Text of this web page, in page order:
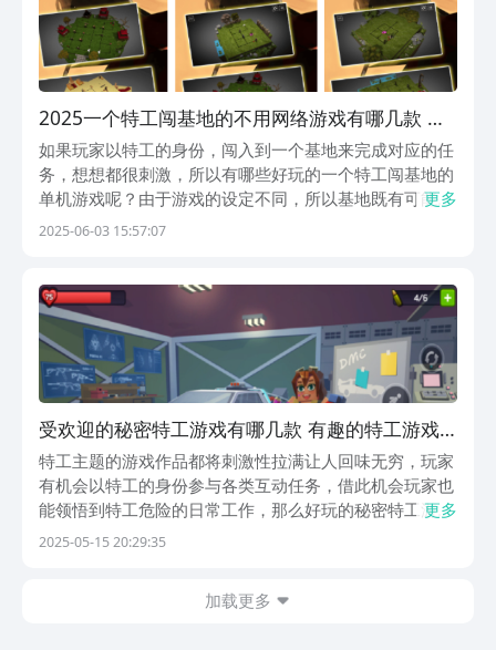
2025一个特工闯基地的不用网络游戏有哪几款 受
欢迎的特工游戏合辑
如果玩家以特工的身份，闯入到一个基地来完成对应的任
务，想想都很刺激，所以有哪些好玩的一个特工闯基地的
单机游戏呢？由于游戏的设定不同，所以基地既有可能在
陆地上，也有可能在空中。玩家在进入基地后要小心躲避
的...
更多
2025-06-03 15:57:07
受欢迎的秘密特工游戏有哪几款 有趣的特工游戏
介绍2025
特工主题的游戏作品都将刺激性拉满让人回味无穷，玩家
有机会以特工的身份参与各类互动任务，借此机会玩家也
能领悟到特工危险的日常工作，那么好玩的秘密特工游戏
有哪些?接下来推荐的特工主题精品游戏紧张刺激，各类
更多
2025-05-15 20:29:35
加载更多